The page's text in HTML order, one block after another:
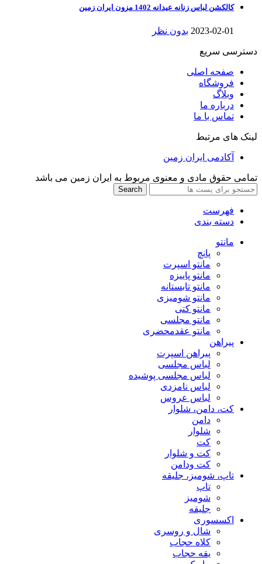
کالکشن لباس زنانه عیدانه 1402 مزون ایران زمین
2023-02-01 بدون نظر
دسترسی سریع
صفحه اصلی
فروشگاه
وبلاگ
درباره ما
تماس با ما
لینک های مرتبط
آکادمی ایران زمین
تمامی حقوق مادی و معنوی مربوط به ایران زمین می باشد
Search
فهرست
دسته بندی
مانتو
پانچ
مانتو اسپرت
مانتو پاییزه
مانتو تابستانه
مانتو شومیزی
مانتو کتی
مانتو مجلسی
مانتو عقد‌محضری
پیراهن
پیراهن اسپرت
لباس مجلسی
لباس مجلسی پوشیده
لباس نامزدی
لباس عروس
کت، دامن، شلوار
دامن
شلوار
کت
کت و شلوار
کت ودامن
تاپ، شومیز، جلیقه
تاپ
شومیز
جلیقه
اکسسوری
شال و روسری
کلاه حجاب
یقه حجاب